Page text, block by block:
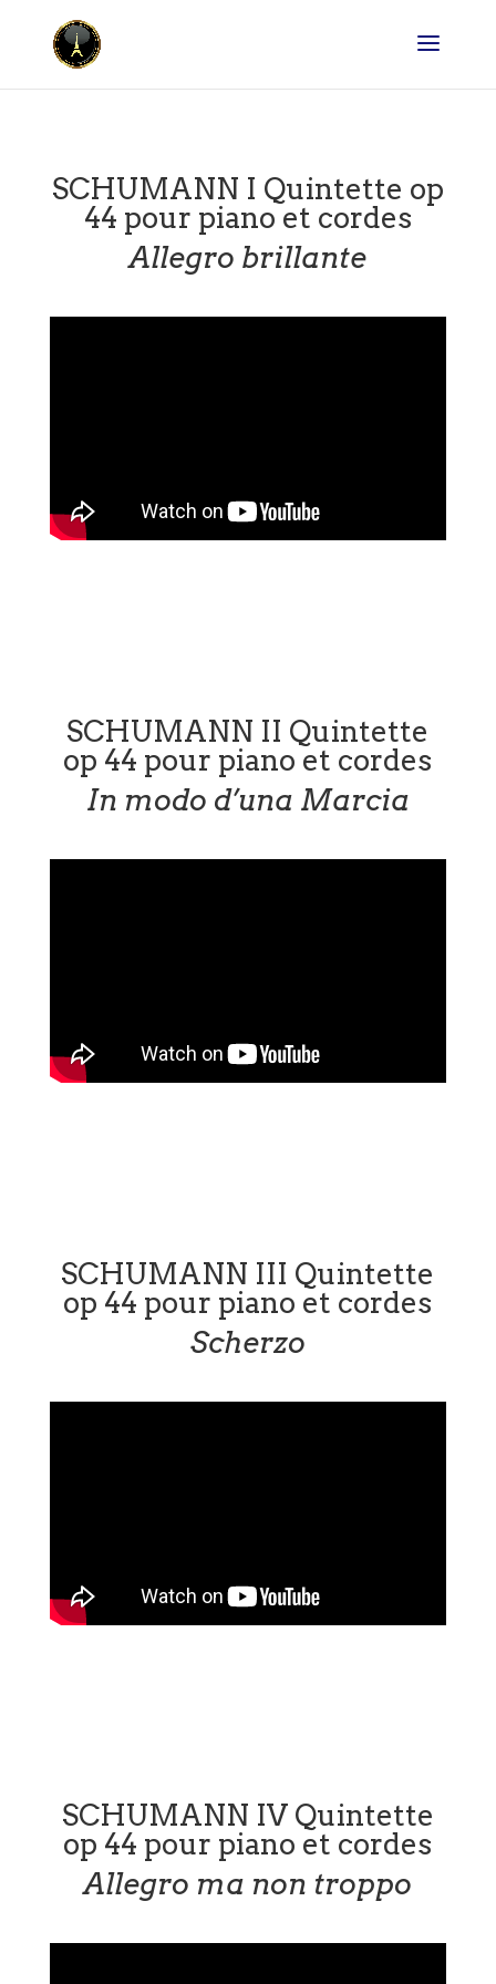
SCHUMANN I Quintette op
44 pour piano et cordes
Allegro brillante
SCHUMANN II Quintette
op 44 pour piano et cordes
In modo d’una Marcia
SCHUMANN III Quintette
op 44 pour piano et cordes
Scherzo
SCHUMANN IV Quintette
op 44 pour piano et cordes
Allegro ma non troppo